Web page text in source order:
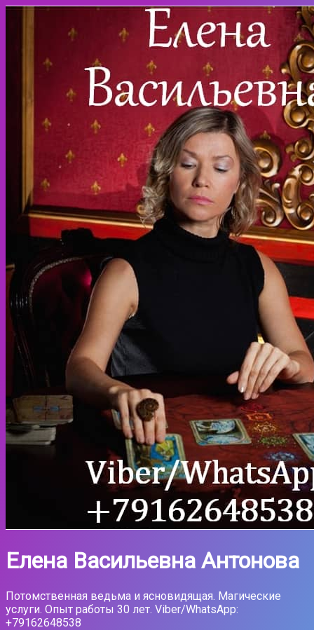
Елена Васильевна Антонова
Потомственная ведьма и ясновидящая. Магические
услуги. Опыт работы 30 лет. Viber/WhatsApp:
+79162648538